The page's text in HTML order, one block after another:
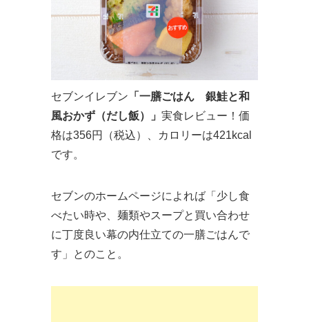
セブンイレブン 「一膳ごはん 銀鮭と和
風おかず（だし飯）」 実食レビュー！価
格は356円（税込）、カロリーは421kcal
です。
セブンのホームページによれば「少し食
べたい時や、麺類やスープと買い合わせ
に丁度良い幕の内仕立ての一膳ごはんで
す」とのこと。